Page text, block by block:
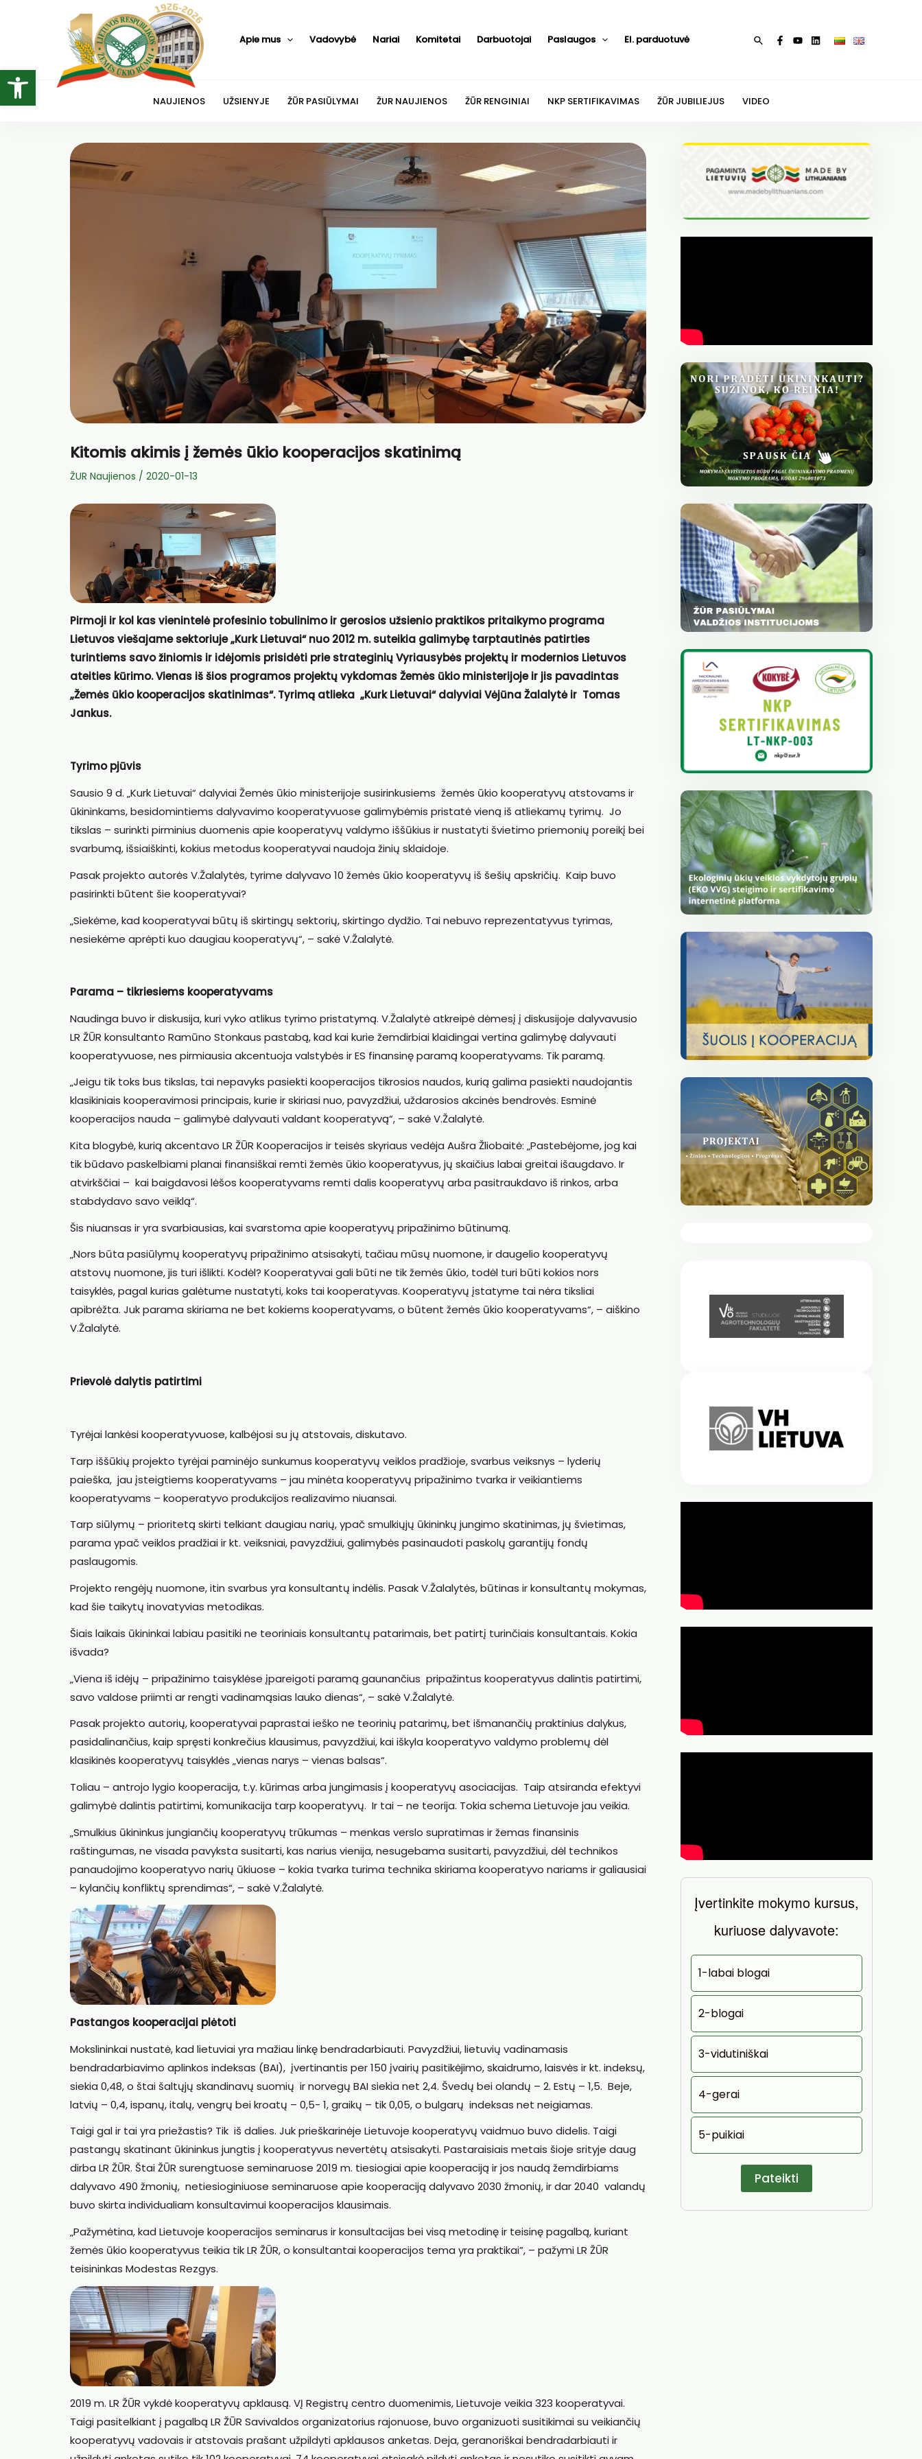
Open toolbar
Apie mus Vadovybė Nariai Komitetai Darbuotojai Paslaugos El. parduotuvė Paieška
NAUJIENOS UŽSIENYJE ŽŪR PASIŪLYMAI ŽUR NAUJIENOS ŽŪR RENGINIAI NKP SERTIFIKAVIMAS ŽŪR JUBILIEJUS VIDEO
Kitomis akimis į žemės ūkio kooperacijos skatinimą
ŽUR Naujienos / 2020-01-13
Pirmoji ir kol kas vienintelė profesinio tobulinimo ir gerosios užsienio praktikos pritaikymo programa
Lietuvos viešajame sektoriuje „Kurk Lietuvai“ nuo 2012 m. suteikia galimybę tarptautinės patirties
turintiems savo žiniomis ir idėjomis prisidėti prie strateginių Vyriausybės projektų ir modernios Lietuvos
ateities kūrimo. Vienas iš šios programos projektų vykdomas Žemės ūkio ministerijoje ir jis pavadintas
„Žemės ūkio kooperacijos skatinimas“. Tyrimą atlieka „Kurk Lietuvai“ dalyviai Vėjūna Žalalytė ir Tomas
Jankus.
Tyrimo pjūvis
Sausio 9 d. „Kurk Lietuvai“ dalyviai Žemės ūkio ministerijoje susirinkusiems žemės ūkio kooperatyvų atstovams ir
ūkininkams, besidomintiems dalyvavimo kooperatyvuose galimybėmis pristatė vieną iš atliekamų tyrimų. Jo
tikslas – surinkti pirminius duomenis apie kooperatyvų valdymo iššūkius ir nustatyti švietimo priemonių poreikį bei
svarbumą, išsiaiškinti, kokius metodus kooperatyvai naudoja žinių sklaidoje.
Pasak projekto autorės V.Žalalytės, tyrime dalyvavo 10 žemės ūkio kooperatyvų iš šešių apskričių. Kaip buvo
pasirinkti būtent šie kooperatyvai?
„Siekėme, kad kooperatyvai būtų iš skirtingų sektorių, skirtingo dydžio. Tai nebuvo reprezentatyvus tyrimas,
nesiekėme aprėpti kuo daugiau kooperatyvų“, – sakė V.Žalalytė.
Parama – tikriesiems kooperatyvams
Naudinga buvo ir diskusija, kuri vyko atlikus tyrimo pristatymą. V.Žalalytė atkreipė dėmesį į diskusijoje dalyvavusio
LR ŽŪR konsultanto Ramūno Stonkaus pastabą, kad kai kurie žemdirbiai klaidingai vertina galimybę dalyvauti
kooperatyvuose, nes pirmiausia akcentuoja valstybės ir ES finansinę paramą kooperatyvams. Tik paramą.
„Jeigu tik toks bus tikslas, tai nepavyks pasiekti kooperacijos tikrosios naudos, kurią galima pasiekti naudojantis
klasikiniais kooperavimosi principais, kurie ir skiriasi nuo, pavyzdžiui, uždarosios akcinės bendrovės. Esminė
kooperacijos nauda – galimybė dalyvauti valdant kooperatyvą“, – sakė V.Žalalytė.
Kita blogybė, kurią akcentavo LR ŽŪR Kooperacijos ir teisės skyriaus vedėja Aušra Žliobaitė: „Pastebėjome, jog kai
tik būdavo paskelbiami planai finansiškai remti žemės ūkio kooperatyvus, jų skaičius labai greitai išaugdavo. Ir
atvirkščiai – kai baigdavosi lėšos kooperatyvams remti dalis kooperatyvų arba pasitraukdavo iš rinkos, arba
stabdydavo savo veiklą“.
Šis niuansas ir yra svarbiausias, kai svarstoma apie kooperatyvų pripažinimo būtinumą.
„Nors būta pasiūlymų kooperatyvų pripažinimo atsisakyti, tačiau mūsų nuomone, ir daugelio kooperatyvų
atstovų nuomone, jis turi išlikti. Kodėl? Kooperatyvai gali būti ne tik žemės ūkio, todėl turi būti kokios nors
taisyklės, pagal kurias galėtume nustatyti, koks tai kooperatyvas. Kooperatyvų įstatyme tai nėra tiksliai
apibrėžta. Juk parama skiriama ne bet kokiems kooperatyvams, o būtent žemės ūkio kooperatyvams“, – aiškino
V.Žalalytė.
Prievolė dalytis patirtimi
Tyrėjai lankėsi kooperatyvuose, kalbėjosi su jų atstovais, diskutavo.
Tarp iššūkių projekto tyrėjai paminėjo sunkumus kooperatyvų veiklos pradžioje, svarbus veiksnys – lyderių
paieška, jau įsteigtiems kooperatyvams – jau minėta kooperatyvų pripažinimo tvarka ir veikiantiems
kooperatyvams – kooperatyvo produkcijos realizavimo niuansai.
Tarp siūlymų – prioritetą skirti telkiant daugiau narių, ypač smulkiųjų ūkininkų jungimo skatinimas, jų švietimas,
parama ypač veiklos pradžiai ir kt. veiksniai, pavyzdžiui, galimybės pasinaudoti paskolų garantijų fondų
paslaugomis.
Projekto rengėjų nuomone, itin svarbus yra konsultantų indėlis. Pasak V.Žalalytės, būtinas ir konsultantų mokymas,
kad šie taikytų inovatyvias metodikas.
Šiais laikais ūkininkai labiau pasitiki ne teoriniais konsultantų patarimais, bet patirtį turinčiais konsultantais. Kokia
išvada?
„Viena iš idėjų – pripažinimo taisyklėse įpareigoti paramą gaunančius pripažintus kooperatyvus dalintis patirtimi,
savo valdose priimti ar rengti vadinamąsias lauko dienas“, – sakė V.Žalalytė.
Pasak projekto autorių, kooperatyvai paprastai ieško ne teorinių patarimų, bet išmanančių praktinius dalykus,
pasidalinančius, kaip spręsti konkrečius klausimus, pavyzdžiui, kai iškyla kooperatyvo valdymo problemų dėl
klasikinės kooperatyvų taisyklės „vienas narys – vienas balsas“.
Toliau – antrojo lygio kooperacija, t.y. kūrimas arba jungimasis į kooperatyvų asociacijas. Taip atsiranda efektyvi
galimybė dalintis patirtimi, komunikacija tarp kooperatyvų. Ir tai – ne teorija. Tokia schema Lietuvoje jau veikia.
„Smulkius ūkininkus jungiančių kooperatyvų trūkumas – menkas verslo supratimas ir žemas finansinis
raštingumas, ne visada pavyksta susitarti, kas narius vienija, nesugebama susitarti, pavyzdžiui, dėl technikos
panaudojimo kooperatyvo narių ūkiuose – kokia tvarka turima technika skiriama kooperatyvo nariams ir galiausiai
– kylančių konfliktų sprendimas“, – sakė V.Žalalytė.
Pastangos kooperacijai plėtoti
Mokslininkai nustatė, kad lietuviai yra mažiau linkę bendradarbiauti. Pavyzdžiui, lietuvių vadinamasis
bendradarbiavimo aplinkos indeksas (BAI), įvertinantis per 150 įvairių pasitikėjimo, skaidrumo, laisvės ir kt. indeksų,
siekia 0,48, o štai šaltųjų skandinavų suomių ir norvegų BAI siekia net 2,4. Švedų bei olandų – 2. Estų – 1,5. Beje,
latvių – 0,4, ispanų, italų, vengrų bei kroatų – 0,5- 1, graikų – tik 0,05, o bulgarų indeksas net neigiamas.
Taigi gal ir tai yra priežastis? Tik iš dalies. Juk prieškarinėje Lietuvoje kooperatyvų vaidmuo buvo didelis. Taigi
pastangų skatinant ūkininkus jungtis į kooperatyvus nevertėtų atsisakyti. Pastaraisiais metais šioje srityje daug
dirba LR ŽŪR. Štai ŽŪR surengtuose seminaruose 2019 m. tiesiogiai apie kooperaciją ir jos naudą žemdirbiams
dalyvavo 490 žmonių, netiesioginiuose seminaruose apie kooperaciją dalyvavo 2030 žmonių, ir dar 2040 valandų
buvo skirta individualiam konsultavimui kooperacijos klausimais.
„Pažymėtina, kad Lietuvoje kooperacijos seminarus ir konsultacijas bei visą metodinę ir teisinę pagalbą, kuriant
žemės ūkio kooperatyvus teikia tik LR ŽŪR, o konsultantai kooperacijos tema yra praktikai”, – pažymi LR ŽŪR
teisininkas Modestas Rezgys.
2019 m. LR ŽŪR vykdė kooperatyvų apklausą. VĮ Registrų centro duomenimis, Lietuvoje veikia 323 kooperatyvai.
Taigi pasitelkiant į pagalbą LR ŽŪR Savivaldos organizatorius rajonuose, buvo organizuoti susitikimai su veikiančių
kooperatyvų vadovais ir atstovais prašant užpildyti apklausos anketas. Deja, geranoriškai bendradarbiauti ir
Įvertinkite mokymo kursus,
kuriuose dalyvavote:
1-labai blogai
2-blogai
3-vidutiniškai
4-gerai
5-puikiai